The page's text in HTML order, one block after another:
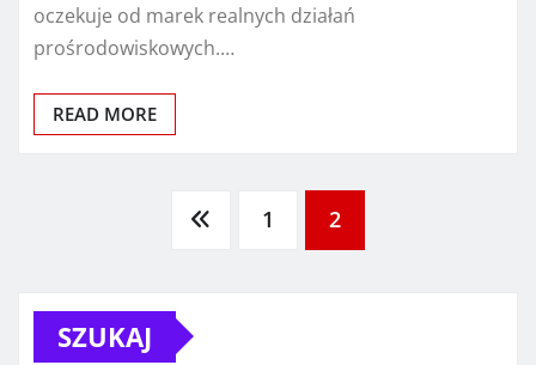
oczekuje od marek realnych działań
prośrodowiskowych.…
READ MORE
Stronicowanie
wpisów
1 2
SZUKAJ